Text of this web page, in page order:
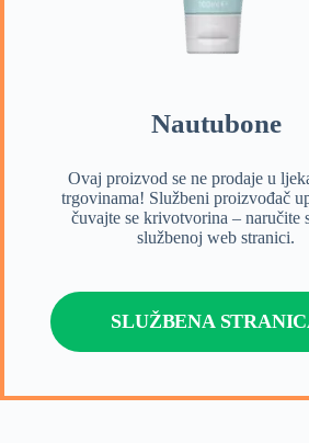
Nautubone
Ovaj proizvod se ne prodaje u
trgovinama! Službeni proizvođač
čuvajte se krivotvorina – naručite
službenoj web stranici.
SLUŽBENA